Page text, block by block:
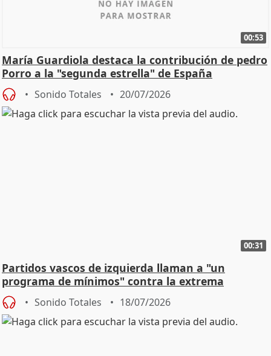
00:53
María Guardiola destaca la contribución de pedro
Porro a la "segunda estrella" de España
Sonido Totales 20/07/2026
00:31
Partidos vascos de izquierda llaman a "un
programa de mínimos" contra la extrema
derecha
Sonido Totales 18/07/2026